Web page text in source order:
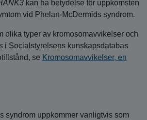
kan ha betydelse för uppkomsten
vid Phelan-McDermids syndrom.
olika typer av kromosomavvikelser och
i Socialstyrelsens kunskapsdatabas
se Kromosomavvikelser, en
syndrom uppkommer vanligtvis som